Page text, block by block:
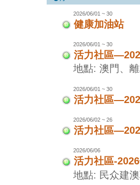
2026/06/01 ~ 30
健康加油站
2026/06/01 ~ 30
活力社區
地點: 澳門、
2026/06/01 ~ 30
活力社區
2026/06/02 ~ 26
活力社區
2026/06/06
活力社區-
地點: 民众建